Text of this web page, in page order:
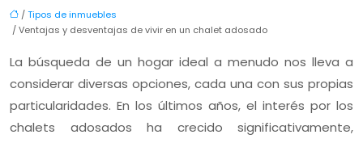
/Tipos de inmuebles
/ Ventajas y desventajas de vivir en un chalet adosado
La búsqueda de un hogar ideal a menudo nos lleva a
considerar diversas opciones, cada una con sus propias
particularidades. En los últimos años, el interés por los
chalets adosados ha crecido significativamente,